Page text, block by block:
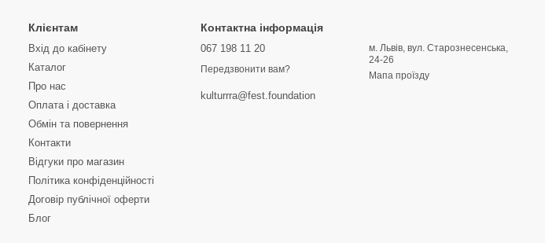
Клієнтам
Вхід до кабінету
Каталог
Про нас
Оплата і доставка
Обмін та повернення
Контакти
Відгуки про магазин
Політика конфіденційності
Договір публічної оферти
Блог
Контактна інформація
067 198 11 20
Передзвонити вам?
kulturrra@fest.foundation
м. Львів, вул. Старознесенська,
24-26
Мапа проїзду